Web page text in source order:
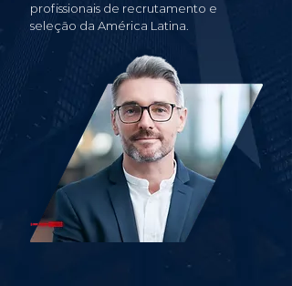
profissionais de recrutamento e
seleção da América Latina.